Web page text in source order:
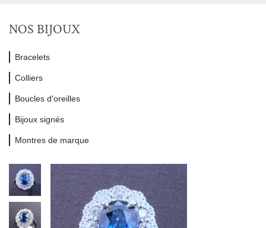
NOS BIJOUX
Bracelets
Colliers
Boucles d'oreilles
Bijoux signés
Montres de marque